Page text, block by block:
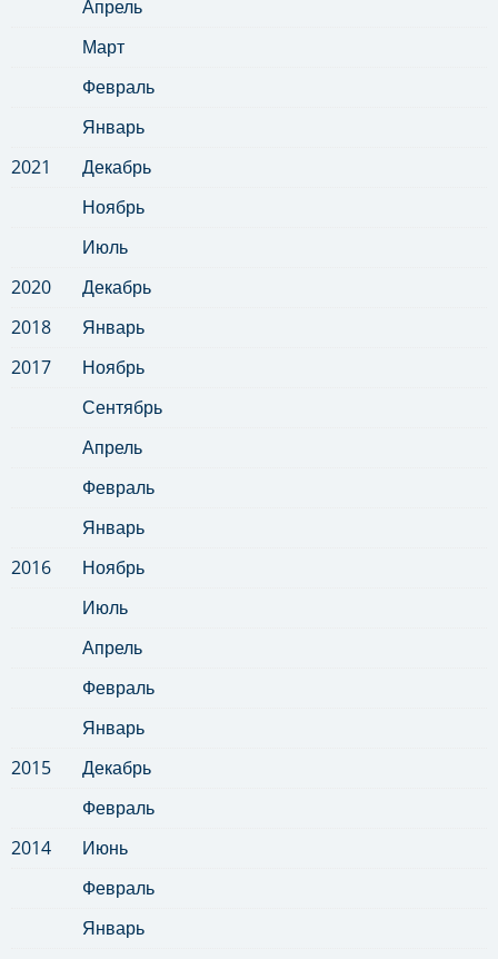
Апрель
Март
Февраль
Январь
2021
Декабрь
Ноябрь
Июль
2020
Декабрь
2018
Январь
2017
Ноябрь
Сентябрь
Апрель
Февраль
Январь
2016
Ноябрь
Июль
Апрель
Февраль
Январь
2015
Декабрь
Февраль
2014
Июнь
Февраль
Январь